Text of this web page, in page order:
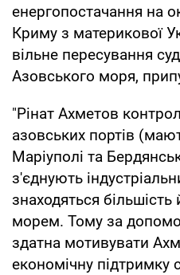
енергопостачання на
Криму з материкової
вільне пересування
Азовського моря,
"Рінат Ахметов
азовських портів
Маріуполі та
з'єднують
знаходяться
морем. Тому за
здатна мотивувати
економічну